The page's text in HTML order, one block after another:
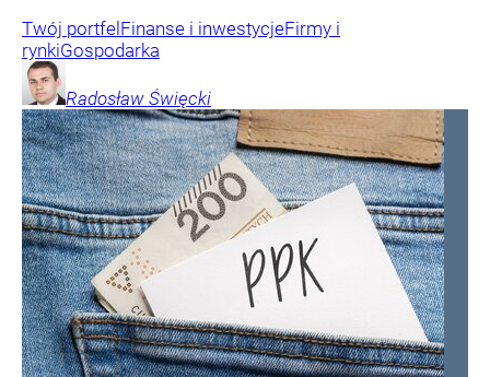
Twój portfelFinanse i inwestycjeFirmy i
rynkiGospodarka
Radosław Święcki